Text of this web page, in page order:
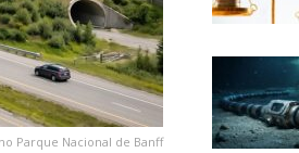
Parque Nacional de Banff